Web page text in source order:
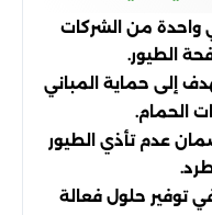
واحدة من الشركات
الطيور.
إلى حماية المباني
الحمام.
عدم تأذي الطيور
توفير حلول فعالة